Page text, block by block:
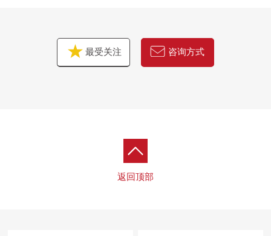
最受关注 咨询方式
返回顶部